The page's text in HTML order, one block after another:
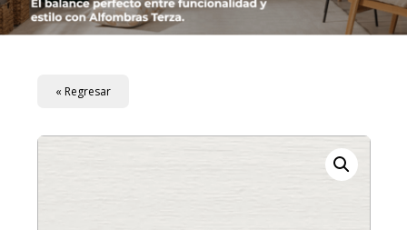
« Regresar